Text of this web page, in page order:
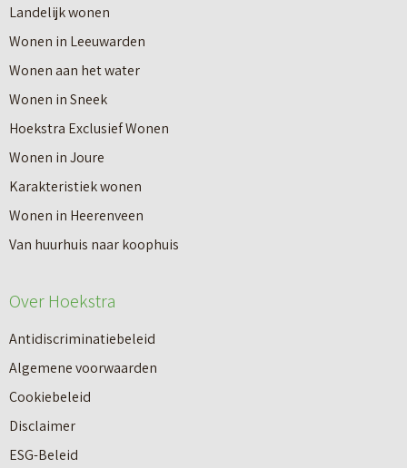
t
d
o
e
t
e
e
n
a
n
k
o
o
p
m
e
r
G
r
a
t
i
s
W
a
r
d
e
b
e
o
v
e
r
J
o
u
w
o
Landelijk wonen
Wonen in Leeuwarden
Wonen aan het water
Wonen in Sneek
Hoekstra Exclusief Wonen
Wonen in Joure
Karakteristiek wonen
Wonen in Heerenveen
Van huurhuis naar koophuis
Over Hoekstra
Antidiscriminatiebeleid
Algemene voorwaarden
Cookiebeleid
Disclaimer
ESG-Beleid